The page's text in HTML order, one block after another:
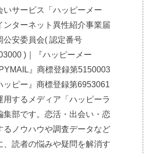
いサービス「ハッピーメー
ンターネット異性紹介事業届
公安委員会( 認定番号
)｜『ハッピーメー
』商標登録第5150003
ッピー』商標登録第6953061
用するメディア「ハッピーラ
集部です。恋活・出会い・恋
るノウハウや調査データなど
、読者の悩みや疑問を解消す